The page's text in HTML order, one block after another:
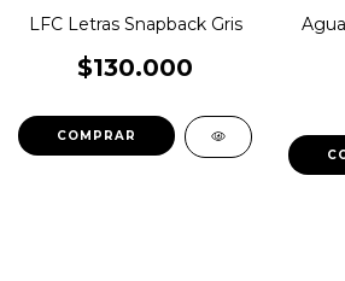
LFC Letras Snapback Gris
$130.000